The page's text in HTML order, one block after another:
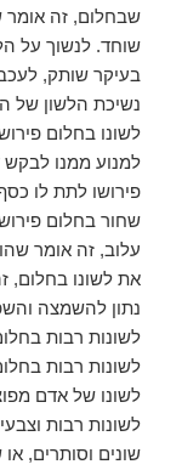
שבחלום, זה
שוחד. לנשוך על
בעיקר שותק,
נשיכת הלשון של
לשונו בחלום
למנוע ממנו
פירושו לתת לו
שחור בחלום
עלוב, זה אומר
את לשונו בחלום,
נתון להשמצה
לשונות רבות
לשונות רבות
לשונו של אדם
לשונות רבות
שונים וסותרים,